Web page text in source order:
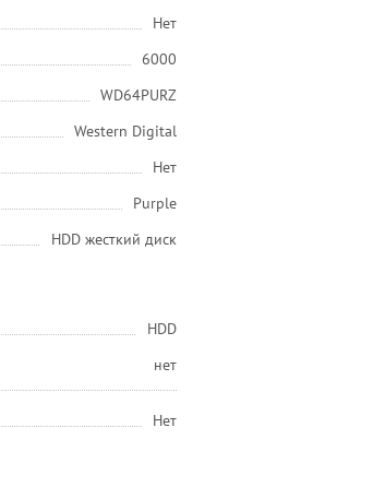
Нет
6000
WD64PURZ
Western Digital
Нет
Purple
HDD жесткий диск
HDD
нет
Нет